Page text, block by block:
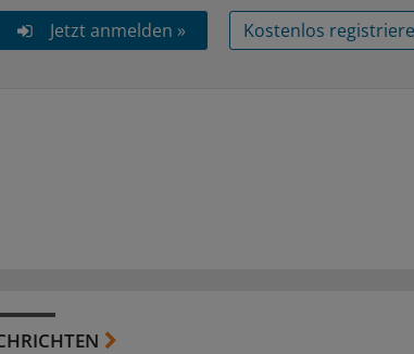
Jetzt anmelden »
Kostenlos